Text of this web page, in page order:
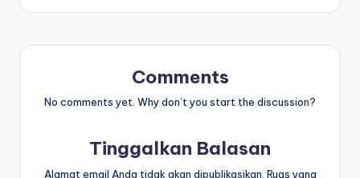
Comments
No comments yet. Why don’t you start the discussion?
Tinggalkan Balasan
Alamat email Anda tidak akan dipublikasikan. Ruas yang